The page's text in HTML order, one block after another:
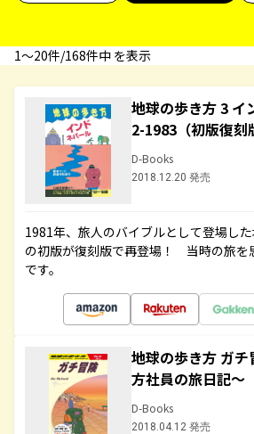
1〜20件/168件中 を表示
地球の歩き方 3 イ
2-1983（初版復刻
D-Books
2018.12.20 発売
1981年、旅人のバイブルとして登場し
の初版が復刻版で再登場！ 当時の旅を
です。
地球の歩き方 ガ
方社員の旅日記～
D-Books
2018.04.12 発売